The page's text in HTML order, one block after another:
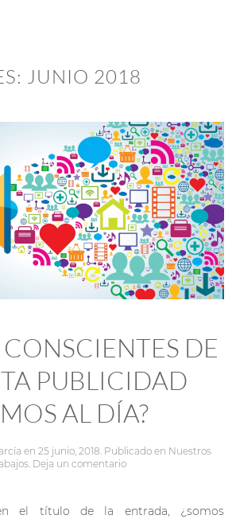
JUNIO 2018
DE
PUBLICIDAD
AL DÍA?
en 25 junio, 2018 . Publicado en Nuestros
. Deja un comentario
el título de la entrada, ¿somos